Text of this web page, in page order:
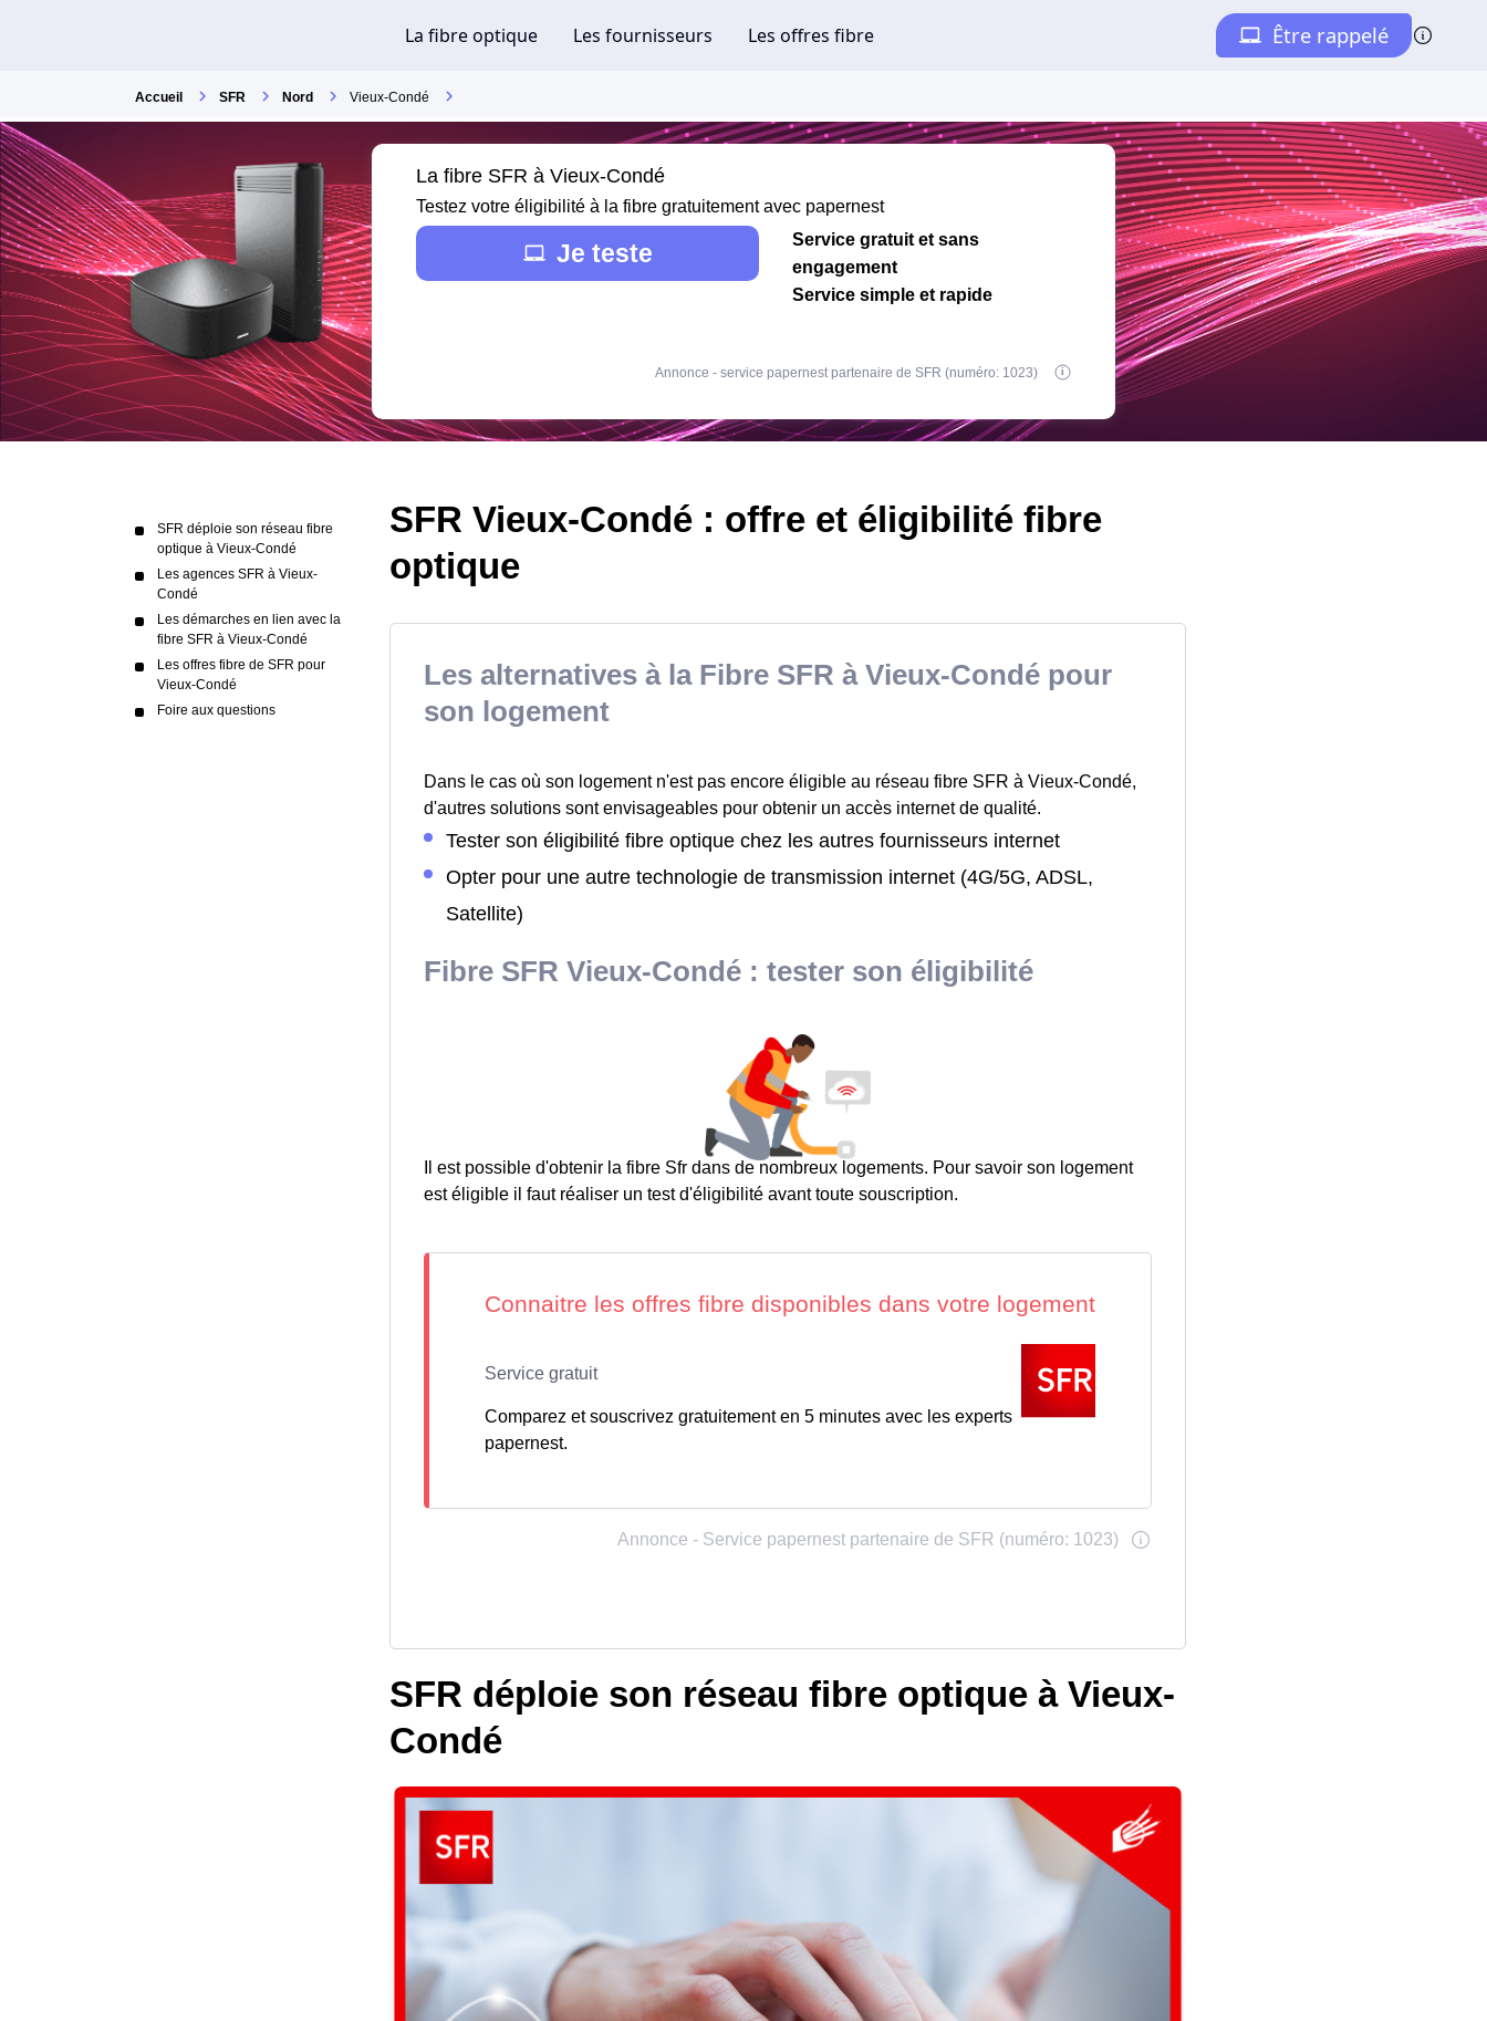
Accueil SFR Nord Vieux-Condé
La fibre SFR à Vieux-Condé
Testez votre éligibilité à la fibre gratuitement avec papernest
Je teste
Service gratuit et sans
engagement
Service simple et rapide
Annonce - service papernest partenaire de SFR (numéro: 1023)
SFR déploie son réseau fibre
optique à Vieux-Condé
Les agences SFR à Vieux-
Condé
Les démarches en lien avec la
fibre SFR à Vieux-Condé
Les offres fibre de SFR pour
Vieux-Condé
Foire aux questions
SFR Vieux-Condé : offre et éligibilité fibre
optique
Les alternatives à la Fibre SFR à Vieux-Condé pour
son logement
Dans le cas où son logement n'est pas encore éligible au réseau fibre SFR à Vieux-Condé,
d'autres solutions sont envisageables pour obtenir un accès internet de qualité.
Tester son éligibilité fibre optique chez les autres fournisseurs internet
Opter pour une autre technologie de transmission internet (4G/5G, ADSL,
Satellite)
Fibre SFR Vieux-Condé : tester son éligibilité
Il est possible d'obtenir la fibre Sfr dans de nombreux logements. Pour savoir son logement
est éligible il faut réaliser un test d'éligibilité avant toute souscription.
Comparez et souscrivez gratuitement en 5 minutes avec les experts
papernest.
SFR déploie son réseau fibre optique à Vieux-
Condé